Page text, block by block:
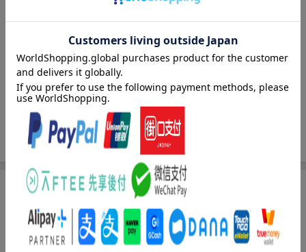
魔入りました!入間くん
レーベル 少年チャンピオンコミックス
出版社 秋田書店
発行形態 コミック
ISBN 9784253228923
[広告]